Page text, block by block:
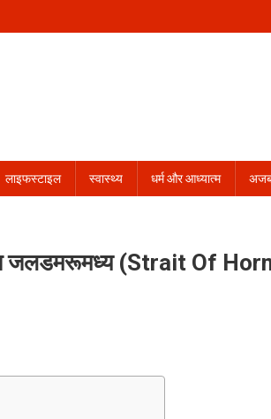
लाइफस्टाइल स्वास्थ्य धर्म और आध्यात्म
जलडमरूमध्य (Strait Of